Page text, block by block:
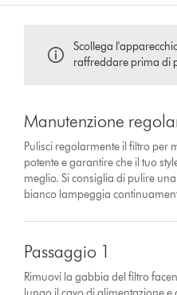
Scollega
raffreddare prima di
Manutenzione
Pulisci regolarmente il filtro per
potente e garantire che il tuo
meglio. Si consiglia di pulire
bianco lampeggia
Passaggio 1
Rimuovi la gabbia del filtro